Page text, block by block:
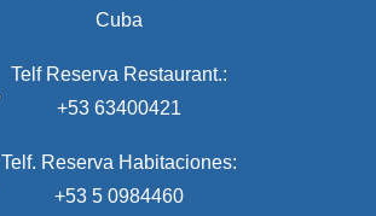
Cuba
Telf Reserva Restaurant.:
+53 63400421
Telf. Reserva Habitaciones:
+53 5 0984460